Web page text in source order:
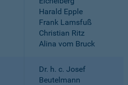
Harald Epple
Frank Lamsfuß
Christian Ritz
Alina vom Bruck
Dr. h. c. Josef
Beutelmann